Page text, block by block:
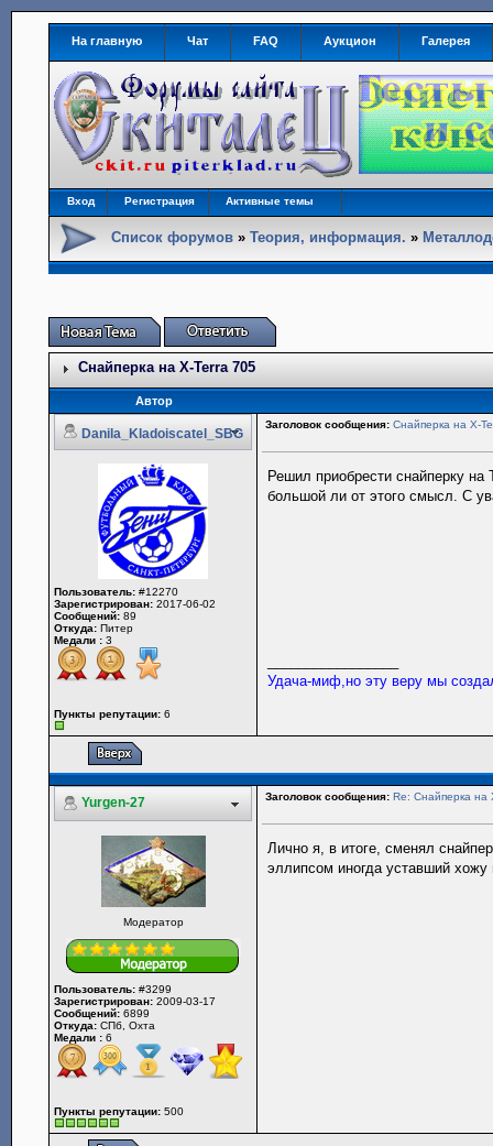
На главную Чат FAQ Аукцион Галерея
Вход Регистрация Активные темы
Список форумов »Теория, информация. »
Снайперка на X-Terra 705
Автор
Danila_Kladoiscatel_SBG
Заголовок сообщения: Снайперка на X-
Пользователь: #12270
Зарегистрирован: 2017-06-02
Сообщений: 89
Откуда: Питер
Медали : 3
Пункты репутации: 6
Решил приобрести снайперку
большой ли от этого смысл. С
Удача-миф,но эту веру мы
Yurgen-27 Заголовок сообщения: Re: Снайперка на
Модератор
Пользователь: #3299
Зарегистрирован: 2009-03-17
Сообщений: 6899
Откуда: СПб, Охта
Медали : 6
Пункты репутации: 500
Лично я, в итоге, сменял
эллипсом иногда уставший